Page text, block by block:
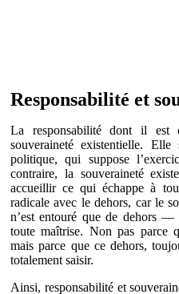
Responsabilité et
La responsabilité dont il est
souveraineté existentielle.
politique, qui suppose
contraire, la souveraineté
accueillir ce qui échappe à
radicale avec le dehors, car le
n’est entouré que de dehors —
toute maîtrise. Non pas parce
mais parce que ce dehors,
totalement saisir.
Ainsi, responsabilité et